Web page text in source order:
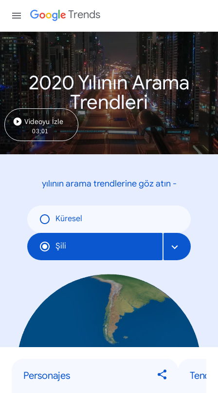
Trends
2020 Yılının Arama
Trendleri
Videoyu İzle
03:01
yılının arama trendlerine göz atın -
Küresel
Şili
Personajes